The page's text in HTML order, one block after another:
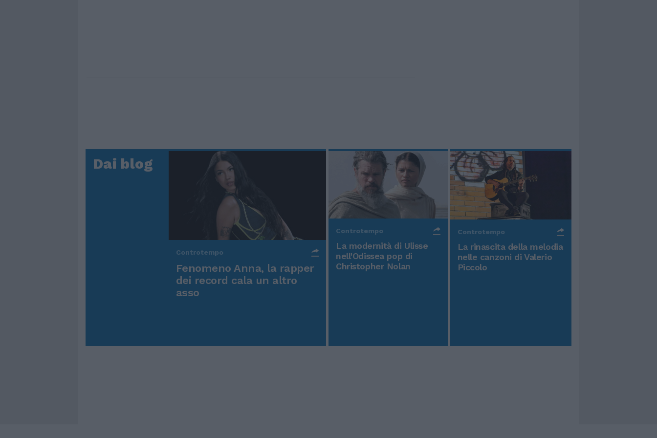
Dai blog
Controtempo
Fenomeno Anna, la rapper
dei record cala un altro
asso
Controtempo
La modernità di Ulisse
nell'Odissea pop di
Christopher Nolan
Controtempo
La rinascita della melodia
nelle canzoni di Valerio
Piccolo